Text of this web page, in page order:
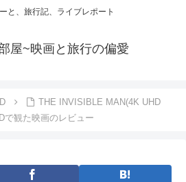
と、旅行記、ライブレポート
屋~映画と旅行の偏愛
THE INVISIBLE MAN(4K UHD
で観た映画のレビュー